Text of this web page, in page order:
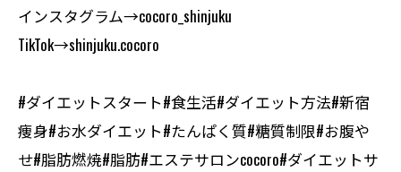
インスタグラム→cocoro_shinjuku
TikTok→shinjuku.cocoro
#ダイエットスタート#食生活#ダイエット方法#新宿
痩身#お水ダイエット#たんぱく質#糖質制限#お腹や
せ#脂肪燃焼#脂肪#エステサロンcocoro#ダイエットサ